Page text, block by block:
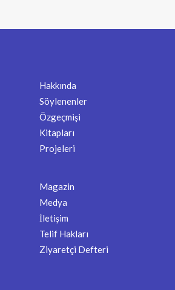
Hakkında
Söylenenler
Özgeçmişi
Kitapları
Projeleri
Magazin
Medya
İletişim
Telif Hakları
Ziyaretçi Defteri